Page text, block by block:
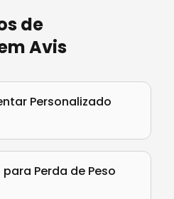
de
Avis
Personalizado
Perda de Peso